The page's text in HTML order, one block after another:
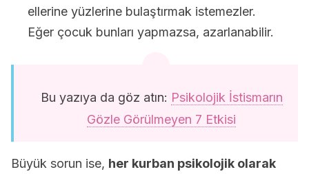
ellerine yüzlerine bulaştırmak istemezler.
Eğer çocuk bunları yapmazsa, azarlanabilir.
Bu yazıya da göz atın: Psikolojik İstismarın
Gözle Görülmeyen 7 Etkisi
Büyük sorun ise, her kurban psikolojik olarak